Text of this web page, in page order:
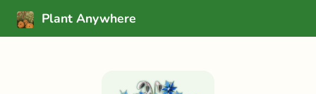
Plant Anywhere